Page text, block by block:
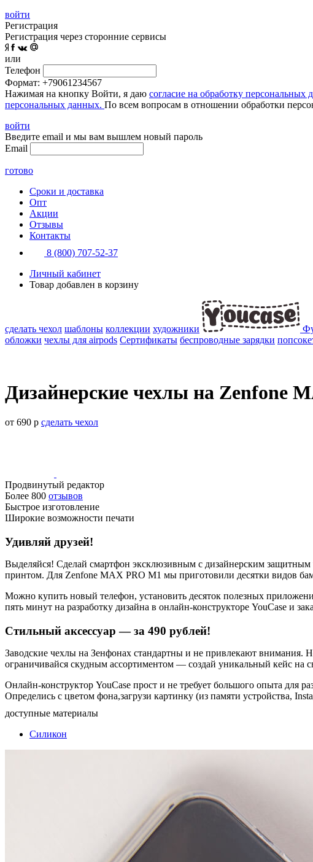
войти
Регистрация
Регистрация через сторонние сервисы
или
Телефон
Формат: +79061234567
Нажимая на кнопку Войти, я даю согласие на обработку персональных
персональных данных. По всем вопросам в отношении обработки
войти
Введите email и мы вам вышлем новый пароль
Email
готово
Сроки и доставка
Опт
Акции
Отзывы
Контакты
8 (800) 707-52-37
Личный кабинет
Товар добавлен в корзину
сделать чехол шаблоны коллекции художники
обложки чехлы для airpods Сертификаты беспроводные зарядки
Дизайнерские чехлы на Zenfone
от 690 р сделать чехол
Продвинутый редактор
Более 800 отзывов
Быстрое изготовление
Широкие возможности печати
Удивляй друзей!
Выделяйся! Сделай смартфон эксклюзивным с дизайнерским
принтом. Для Zenfone MAX PRO M1 мы приготовили десятки видов
Можно купить новый телефон, установить десяток полезных
пять минут на разработку дизайна в онлайн-конструкторе YouCase и
Стильный аксессуар — за 490 рублей!
Заводские чехлы на Зенфонах стандартны и не привлекают
ограничивайся скудным ассортиментом — создай уникальный кейс на
Онлайн-конструктор YouCase прост и не требует большого опыта для
Определись с цветом фона,загрузи картинку (из памяти устройства,
доступные материалы
Силикон